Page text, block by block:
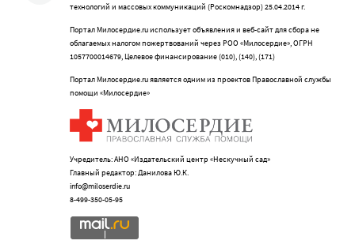
технологий и массовых коммуникаций (Роскомнадзор) 25.04.2014 г.
Портал Милосердие.ru использует объявления и веб-сайт для сбора не
облагаемых налогом пожертвований через РОО «Милосердие», ОГРН
1057700014679, Целевое финансирование (010), (140), (171)
Портал Милосердие.ru является одним из проектов Православной службы
помощи «Милосердие»
Учредитель: АНО «Издательский центр «Нескучный сад»
Главный редактор: Данилова Ю.К.
info@miloserdie.ru
8-499-350-05-95